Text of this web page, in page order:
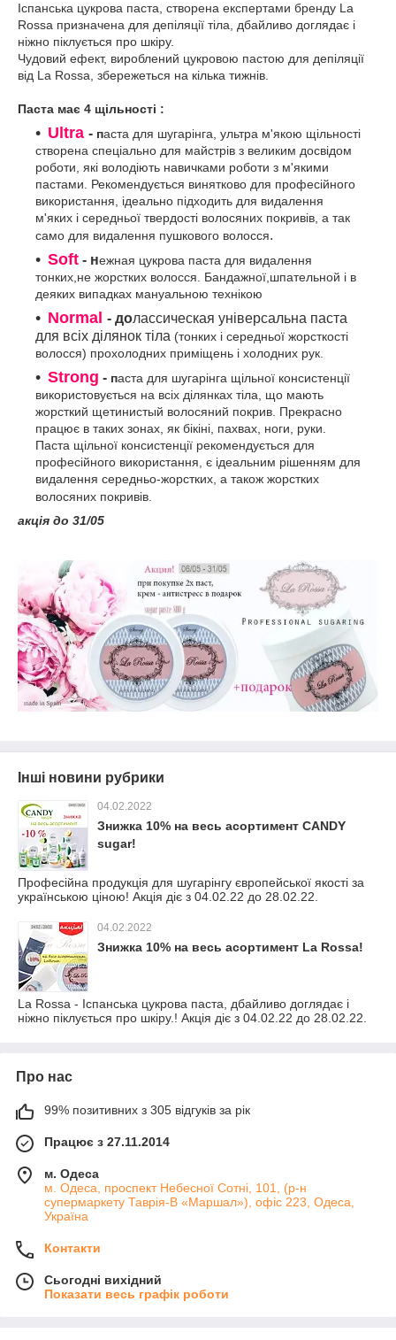
Іспанська цукрова паста, створена експертами бренду La
Rossa призначена для депіляції тіла, дбайливо доглядає і
ніжно піклується про шкіру.
Чудовий ефект, вироблений цукровою пастою для депіляції
від La Rossa, збережеться на кілька тижнів.
Паста має 4 щільності :
Ultra - паста для шугарінга, ультра м'якою щільності
створена спеціально для майстрів з великим досвідом
роботи, які володіють навичками роботи з м'якими
пастами. Рекомендується винятково для професійного
використання, ідеально підходить для видалення
м'яких і середньої твердості волосяних покривів, а так
само для видалення пушкового волосся.
Soft - нежная цукрова паста для видалення
тонких,не жорстких волосся. Бандажної,шпательной і в
деяких випадках мануальною технікою
Normal - долассическая універсальна паста
для всіх ділянок тіла (тонких і середньої жорсткості
волосся) прохолодних приміщень і холодних рук.
Strong - паста для шугарінга щільної консистенції
використовується на всіх ділянках тіла, що мають
жорсткий щетинистый волосяний покрив. Прекрасно
працює в таких зонах, як бікіні, пахвах, ноги, руки.
Паста щільної консистенції рекомендується для
професійного використання, є ідеальним рішенням для
видалення середньо-жорстких, а також жорстких
волосяних покривів.
акція до 31/05
Інші новини рубрики
04.02.2022
Знижка 10% на весь асортимент CANDY
sugar!
Професійна продукція для шугарінгу європейської якості за
українською ціною! Акція діє з 04.02.22 до 28.02.22.
04.02.2022
Знижка 10% на весь асортимент La Rossa!
La Rossa - Іспанська цукрова паста, дбайливо доглядає і
ніжно піклується про шкіру.! Акція діє з 04.02.22 до 28.02.22.
Про нас
99% позитивних з 305 відгуків за рік
Працює з 27.11.2014
м. Одеса
м. Одеса, проспект Небесної Сотні, 101, (р-н
супермаркету Таврія-В «Маршал»), офіс 223, Одеса,
Україна
Контакти
Сьогодні вихідний
Показати весь графік роботи